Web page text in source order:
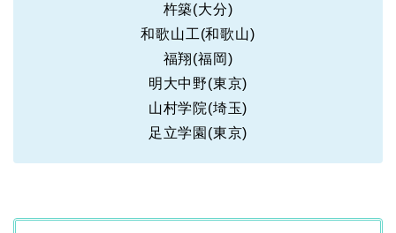
杵築(大分)
和歌山工(和歌山)
福翔(福岡)
明大中野(東京)
山村学院(埼玉)
足立学園(東京)